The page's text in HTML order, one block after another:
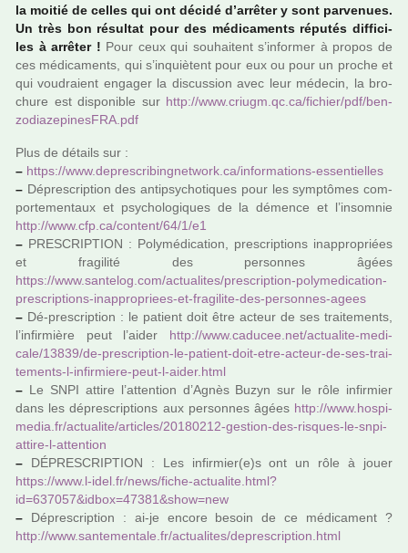
la moitié de celles qui ont décidé d’arrê­ter y sont par­ve­nues.
Un très bon résul­tat pour des médi­ca­ments répu­tés dif­fi­ci­
les à arrê­ter ! Pour ceux qui sou­hai­tent s’infor­mer à propos de
ces médi­ca­ments, qui s’inquiè­tent pour eux ou pour un proche et
qui vou­draient enga­ger la dis­cus­sion avec leur méde­cin, la bro­
chure est dis­po­ni­ble sur http://www.criugm.qc.ca/fichier/pdf/ben­
zo­dia­ze­pi­nes­FRA.pdf
Plus de détails sur :
– https://www.depres­cri­bin­gnet­work.ca/infor­ma­tions-essen­tiel­les
– Déprescription des anti­psy­cho­ti­ques pour les symp­tô­mes com­
por­te­men­taux et psy­cho­lo­gi­ques de la démence et l’insom­nie
http://www.cfp.ca/content/64/1/e1
– PRESCRIPTION : Polymédication, pres­crip­tions inap­pro­priées
et fra­gi­lité des per­son­nes âgées
https://www.san­te­log.com/actua­li­tes/pres­crip­tion-poly­me­di­ca­tion-
pres­crip­tions-inap­pro­priees-et-fra­gi­lite-des-per­son­nes-agees
– Dé-pres­crip­tion : le patient doit être acteur de ses trai­te­ments,
l’infir­mière peut l’aider
http://www.cadu­cee.net/actua­lite-medi­
cale/13839/de-pres­crip­tion-le-patient-doit-etre-acteur-de-ses-trai­
te­ments-l-infir­miere-peut-l-aider.html
– Le SNPI attire l’atten­tion d’Agnès Buzyn sur le rôle infir­mier
dans les dépres­crip­tions aux per­son­nes âgées http://www.hos­pi­
me­dia.fr/actua­lite/arti­cles/20180212-ges­tion-des-ris­ques-le-snpi-
attire-l-atten­tion
– DÉPRESCRIPTION : Les infir­mier(e)s ont un rôle à jouer
https://www.l-idel.fr/news/fiche-actua­lite.html?
id=637057&idbox=47381&show=new
– Déprescription : ai-je encore besoin de ce médi­ca­ment ?
http://www.san­te­men­tale.fr/actua­li­tes/depres­crip­tion.html